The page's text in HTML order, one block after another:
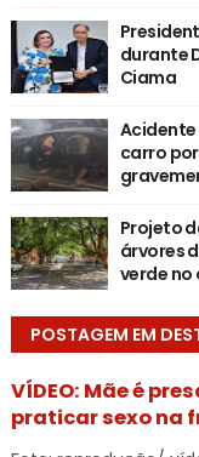
durante
Ciama
Acidente
carro
Projeto
árvores
verde no
POSTAGEM EM
VÍDEO: Mãe é
praticar sexo na